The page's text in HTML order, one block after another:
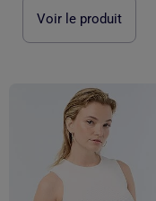
Voir le produit